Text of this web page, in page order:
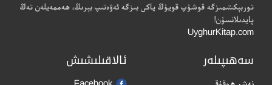
توربېكىتىمىزگە قوشۇپ قويۇڭ ياكى بىزگە ئەۋەتىپ بېرىڭ، ھەممەيلەن تەڭ
پايدىلانسۇن!
UyghurKitap.com
سەھىپىلەر
نەشر ھوقۇقى
ئالاقىلىشىش
Facebook